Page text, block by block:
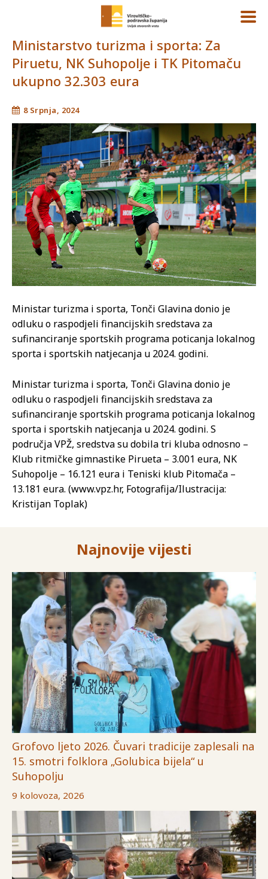
Ministarstvo turizma i sporta: Za
Piruetu, NK Suhopolje i TK Pitomaču
ukupno 32.303 eura
8 Srpnja, 2024
Ministar turizma i sporta, Tonči Glavina donio je
odluku o raspodjeli financijskih sredstava za
sufinanciranje sportskih programa poticanja lokalnog
sporta i sportskih natjecanja u 2024. godini.
Ministar turizma i sporta, Tonči Glavina donio je
odluku o raspodjeli financijskih sredstava za
sufinanciranje sportskih programa poticanja lokalnog
sporta i sportskih natjecanja u 2024. godini. S
područja VPŽ, sredstva su dobila tri kluba odnosno –
Klub ritmičke gimnastike Pirueta – 3.001 eura, NK
Suhopolje – 16.121 eura i Teniski klub Pitomača –
13.181 eura. (www.vpz.hr, Fotografija/Ilustracija:
Kristijan Toplak)
Najnovije vijesti
Grofovo ljeto 2026. Čuvari tradicije zaplesali na
15. smotri folklora „Golubica bijela“ u
Suhopolju
9 kolovoza, 2026